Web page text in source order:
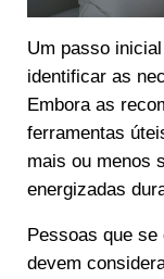
Um passo
identificar as
Embora as
ferramentas
mais ou menos
energizadas
Pessoas que
devem